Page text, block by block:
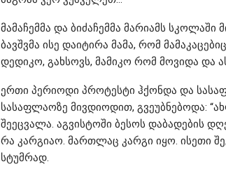
მამაჩემმა და ბიძაჩემმა მარიამს სკოლაში
ბავშვმა ისე დაიტირა მამა, რომ
დედიკო, გახსოვს, მამიკო რომ მოვიდა და
ერთი პერიოდი პროტესტი ჰქონდა და
სასაფლაოზე მივდიოდით, გვეუბნებოდა:
შეეცვალა. აგვისტოში ბესოს დაბადების
რა კარგიაო. მართლაც კარგი იყო. ისეთი
სტუმრად.